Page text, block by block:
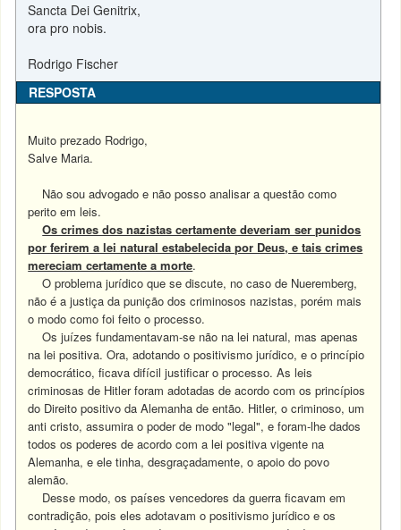
Sancta Dei Genitrix,
ora pro nobis.
Rodrigo Fischer
RESPOSTA
Muito prezado Rodrigo,
Salve Maria.
Não sou advogado e não posso analisar a questão como
perito em leis.
Os crimes dos nazistas certamente deveriam ser punidos
por ferirem a lei natural estabelecida por Deus, e tais crimes
mereciam certamente a morte.
O problema jurídico que se discute, no caso de Nueremberg,
não é a justiça da punição dos criminosos nazistas, porém mais
o modo como foi feito o processo.
Os juízes fundamentavam-se não na lei natural, mas apenas
na lei positiva. Ora, adotando o positivismo jurídico, e o princípio
democrático, ficava difícil justificar o processo. As leis
criminosas de Hitler foram adotadas de acordo com os princípios
do Direito positivo da Alemanha de então. Hitler, o criminoso, um
anti cristo, assumira o poder de modo "legal", e foram-lhe dados
todos os poderes de acordo com a lei positiva vigente na
Alemanha, e ele tinha, desgraçadamente, o apoio do povo
alemão.
Desse modo, os países vencedores da guerra ficavam em
contradição, pois eles adotavam o positivismo jurídico e os